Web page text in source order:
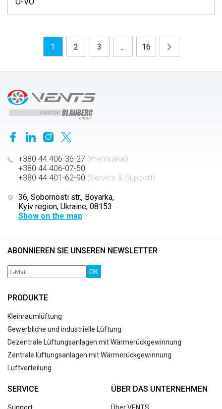
1 2 3 ... 16
+380 44 406-36-27 (mehrkanal)
+380 44 406-07-50
+380 44 401-62-90 (Service & Support)
36, Sobornosti str., Boyarka,
Kyiv region, Ukraine, 08153
Show on the map
ABONNIEREN SIE UNSEREN NEWSLETTER
OK
PRODUKTE
Kleinraumlüftung
Gewerbliche und industrielle Lüftung
Dezentrale Lüftungsanlagen mit Wärmerückgewinnung
Zentrale lüftungsanlagen mit Wärmerückgewinnung
Luftverteilung
SERVICE ÜBER DAS UNTERNEHMEN